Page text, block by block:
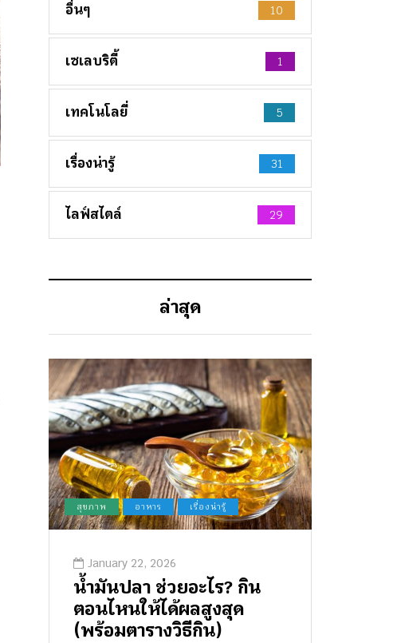
อื่นๆ 10
เซเลบริตี้ 1
เทคโนโลยี่ 5
เรื่องน่ารู้ 31
ไลฟ์สไตล์ 29
ล่าสุด
สุขภาพ อาหาร เรื่องน่ารู้
January 22, 2026
น้ำมันปลา ช่วยอะไร? กิน
ตอนไหนให้ได้ผลสูงสุด
(พร้อมตารางวิธีกิน)